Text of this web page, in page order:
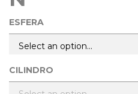
ESFERA
CILINDRO